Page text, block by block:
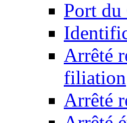
Port du
Arrêté
filiation
Arrêté